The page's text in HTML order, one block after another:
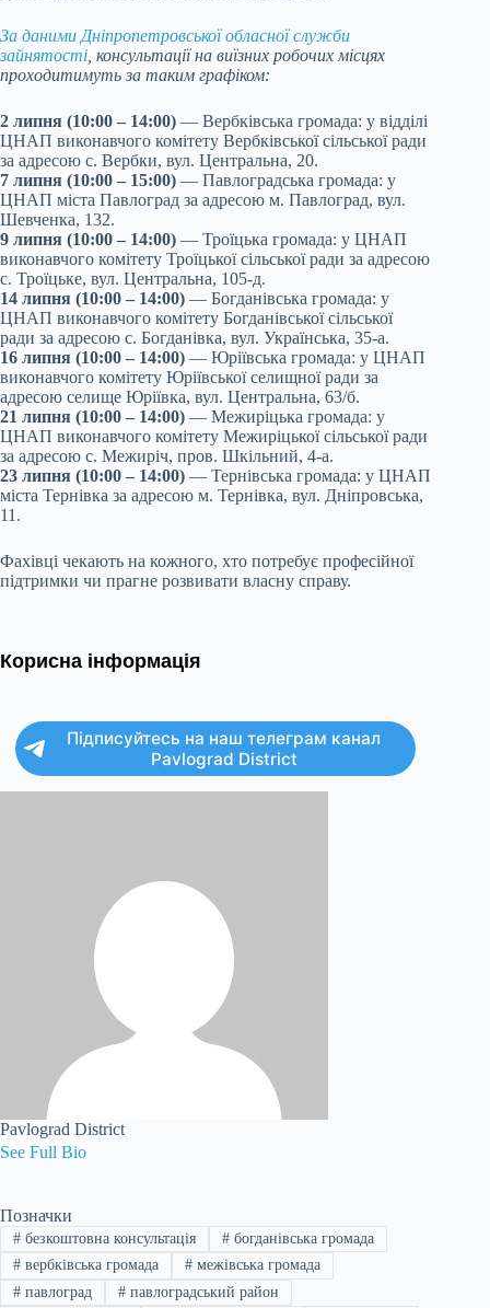
За даними Дніпропетровської обласної служби
зайнятості , консультації на виїзних робочих місцях
проходитимуть за таким графіком:
2 липня (10:00 – 14:00) — Вербківська громада: у відділі
ЦНАП виконавчого комітету Вербківської сільської ради
за адресою с. Вербки, вул. Центральна, 20.
7 липня (10:00 – 15:00) — Павлоградська громада: у
ЦНАП міста Павлоград за адресою м. Павлоград, вул.
Шевченка, 132.
9 липня (10:00 – 14:00) — Троїцька громада: у ЦНАП
виконавчого комітету Троїцької сільської ради за адресою
с. Троїцьке, вул. Центральна, 105-д.
14 липня (10:00 – 14:00) — Богданівська громада: у
ЦНАП виконавчого комітету Богданівської сільської
ради за адресою с. Богданівка, вул. Українська, 35-а.
16 липня (10:00 – 14:00) — Юріївська громада: у ЦНАП
виконавчого комітету Юріївської селищної ради за
адресою селище Юріївка, вул. Центральна, 63/б.
21 липня (10:00 – 14:00) — Межиріцька громада: у
ЦНАП виконавчого комітету Межиріцької сільської ради
за адресою с. Межиріч, пров. Шкільний, 4-а.
23 липня (10:00 – 14:00) — Тернівська громада: у ЦНАП
міста Тернівка за адресою м. Тернівка, вул. Дніпровська,
11.
Фахівці чекають на кожного, хто потребує професійної
підтримки чи прагне розвивати власну справу.
Корисна інформація
Підписуйтесь на наш телеграм канал
Pavlograd District
Pavlograd District
See Full Bio
Позначки
#безкоштовна консультація #богданівська громада
#вербківська громада #межівська громада
#павлоград #павлоградський район